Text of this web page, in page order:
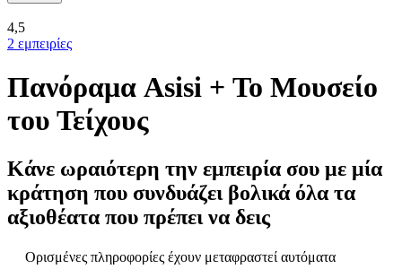
4,5
2 εμπειρίες
Πανόραμα Asisi + Το Μουσείο
του Τείχους
Κάνε ωραιότερη την εμπειρία σου με μία
κράτηση που συνδυάζει βολικά όλα τα
αξιοθέατα που πρέπει να δεις
Ορισμένες πληροφορίες έχουν μεταφραστεί αυτόματα